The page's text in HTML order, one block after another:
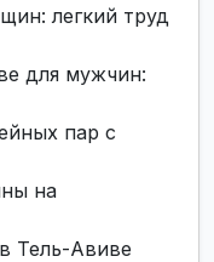
легкий труд
для мужчин:
пар с
на
Тель-Авиве